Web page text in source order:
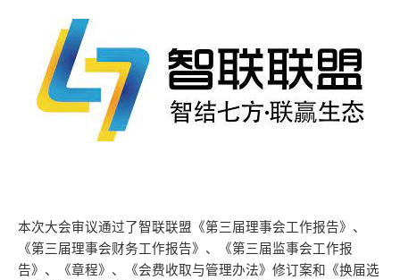
本次大会审议通过了智联联盟《第三届理事会工作报告》、
《第三届理事会财务工作报告》、《第三届监事会工作报
告》、《章程》、《会费收取与管理办法》修订案和《换届选